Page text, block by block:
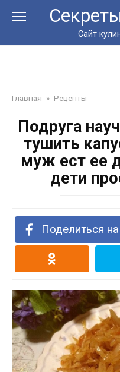
Сайт
Главная » Рецепты
Подруга
тушить
муж ест ее
дети
Поделиться